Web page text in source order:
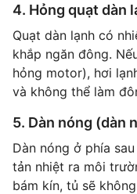
4. Hỏng quạt dàn
Quạt dàn lạnh có
khắp ngăn đông.
hỏng motor), hơi
và không thể làm
5. Dàn nóng (dàn
Dàn nóng ở phía
tản nhiệt ra môi
bám kín, tủ sẽ